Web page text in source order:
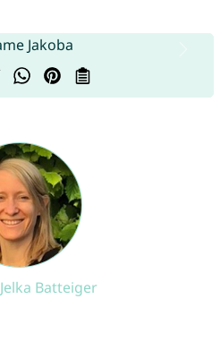
Jelka Batteiger